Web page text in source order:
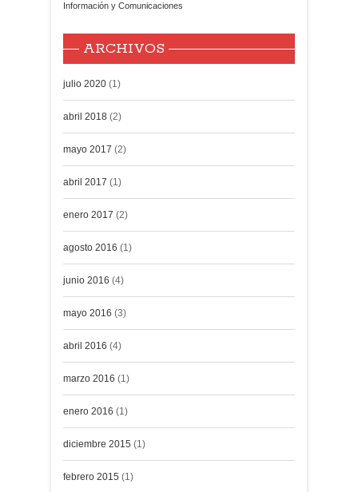
Información y Comunicaciones
ARCHIVOS
julio 2020 (1)
abril 2018 (2)
mayo 2017 (2)
abril 2017 (1)
enero 2017 (2)
agosto 2016 (1)
junio 2016 (4)
mayo 2016 (3)
abril 2016 (4)
marzo 2016 (1)
enero 2016 (1)
diciembre 2015 (1)
febrero 2015 (1)